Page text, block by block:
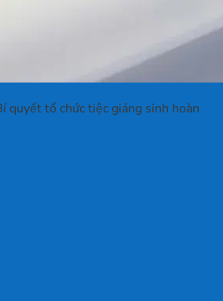
quyết tổ chức tiệc giáng sinh hoàn